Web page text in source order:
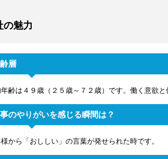
の魅力
層
齢は４９歳（２５歳～７２歳）です。働く意欲
のやりがいを感じる瞬間は？
から「おししい」の言葉が発せられた時です。